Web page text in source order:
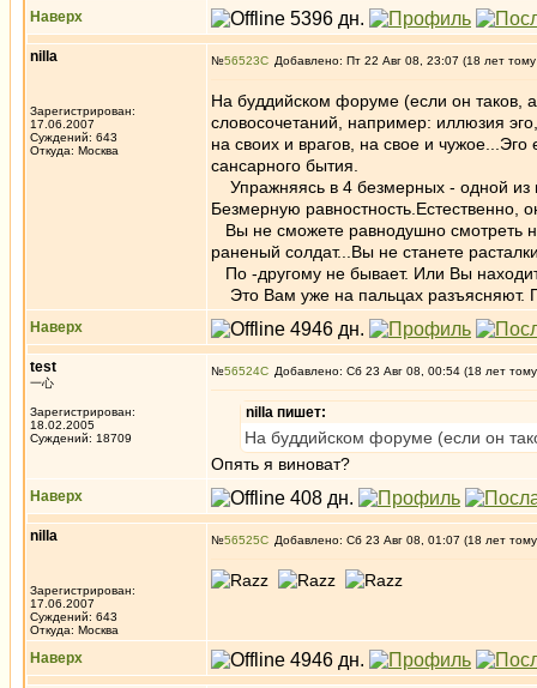
Наверх
nilla
Зарегистрирован:
17.06.2007
Суждений: 643
Откуда: Москва
№56523 Добавлено: Пт 22 Авг 08, 23:07 (18 лет
На буддийском форуме (если он таков,
словосочетаний, например: иллюзия
на своих и врагов, на свое и чужое...Эго
сансарного бытия.
Упражняясь в 4 безмерных - одной из
Безмерную
Вы не сможете равнодушно смотреть
раненый солдат...Вы не станете
По -другому не бывает. Или Вы
Это Вам уже на пальцах разъясняют.
Наверх
test
一心
Зарегистрирован:
18.02.2005
Суждений: 18709
№56524 Добавлено: Сб 23 Авг 08, 00:54 (18 лет
nilla пишет:
На буддийском форуме (если он
Опять я виноват?
Наверх
nilla
Зарегистрирован:
17.06.2007
Суждений: 643
Откуда: Москва
№56525 Добавлено: Сб 23 Авг 08, 01:07 (18 лет
Наверх